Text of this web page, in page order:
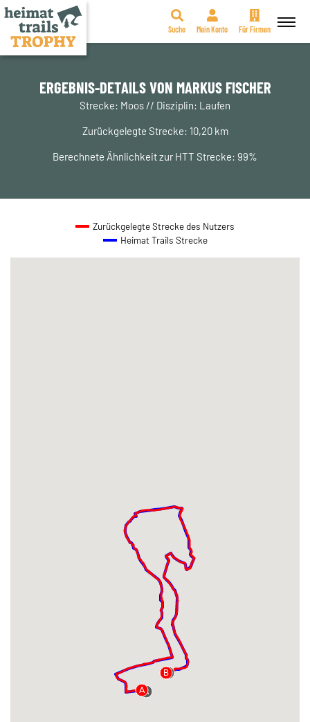
Zum
Suche Mein Konto Für Firmen
ERGEBNIS-DETAILS VON MARKUS FISCHER
Strecke: Moos // Disziplin: Laufen
Zurückgelegte Strecke: 10,20 km
Berechnete Ähnlichkeit zur HTT Strecke: 99%
Zurückgelegte Strecke des Nutzers
Heimat Trails Strecke
A
B
A
B